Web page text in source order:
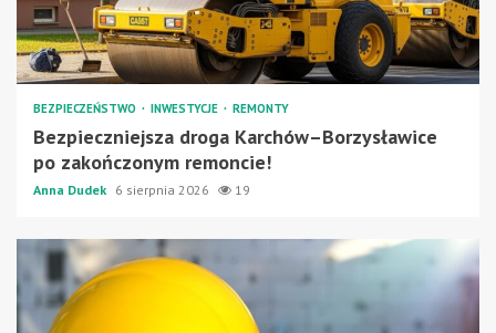
BEZPIECZEŃSTWO INWESTYCJE REMONTY
Bezpieczniejsza droga Karchów–Borzysławice
po zakończonym remoncie!
Anna Dudek 6 sierpnia 2026 19